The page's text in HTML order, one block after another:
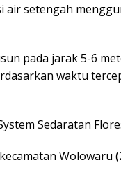
air setengah
pada jarak 5-6
waktu
Sedaratan
Wolowaru